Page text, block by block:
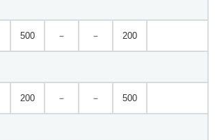
500 － － 200
200 － － 500